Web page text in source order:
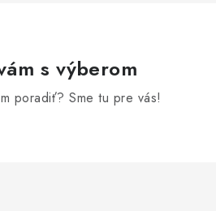
s výberom
poradiť? Sme tu pre vás!